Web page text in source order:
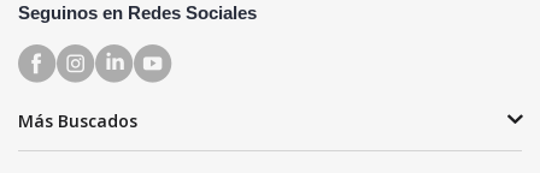
Seguinos en Redes Sociales
Más Buscados